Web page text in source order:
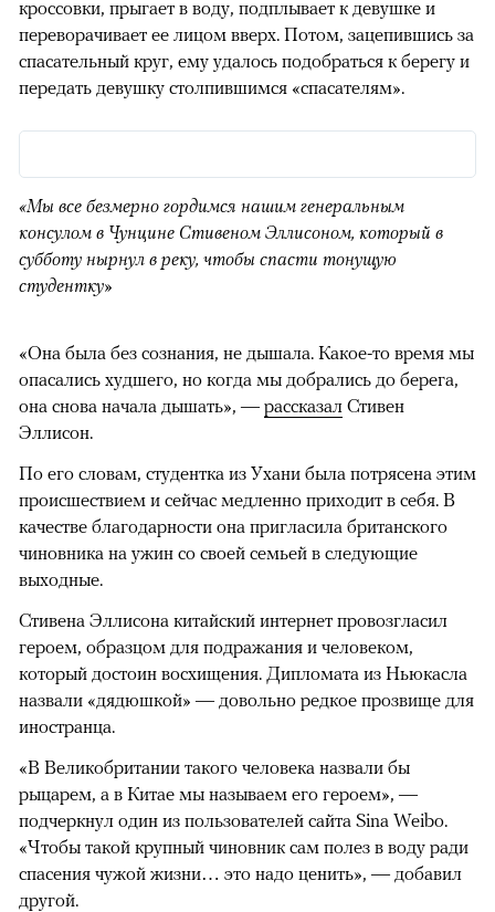
кроссовки, прыгает в воду, подплывает к девушке и
переворачивает ее лицом вверх. Потом, зацепившись за
спасательный круг, ему удалось подобраться к берегу и
передать девушку столпившимся «спасателям».
00:00
«Мы все безмерно гордимся нашим генеральным
консулом в Чунцине Стивеном Эллисоном, который в
субботу нырнул в реку, чтобы спасти тонущую
студентку»
«Она была без сознания, не дышала. Какое-то время мы
опасались худшего, но когда мы добрались до берега,
она снова начала дышать», — рассказал Стивен
Эллисон.
По его словам, студентка из Ухани была потрясена этим
происшествием и сейчас медленно приходит в себя. В
качестве благодарности она пригласила британского
чиновника на ужин со своей семьей в следующие
выходные.
Стивена Эллисона китайский интернет провозгласил
героем, образцом для подражания и человеком,
который достоин восхищения. Дипломата из Ньюкасла
назвали «дядюшкой» — довольно редкое прозвище для
иностранца.
«В Великобритании такого человека назвали бы
рыцарем, а в Китае мы называем его героем», —
подчеркнул один из пользователей сайта Sina Weibo.
«Чтобы такой крупный чиновник сам полез в воду ради
спасения чужой жизни… это надо ценить», — добавил
другой.